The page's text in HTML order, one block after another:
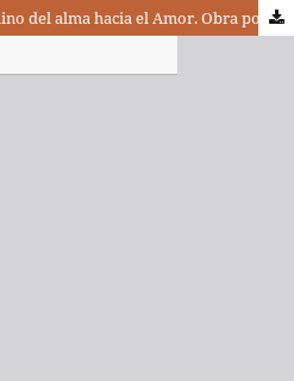
Miguel de Santiago, El camino del alma hacia el Amor. Obra poética y comentarios.